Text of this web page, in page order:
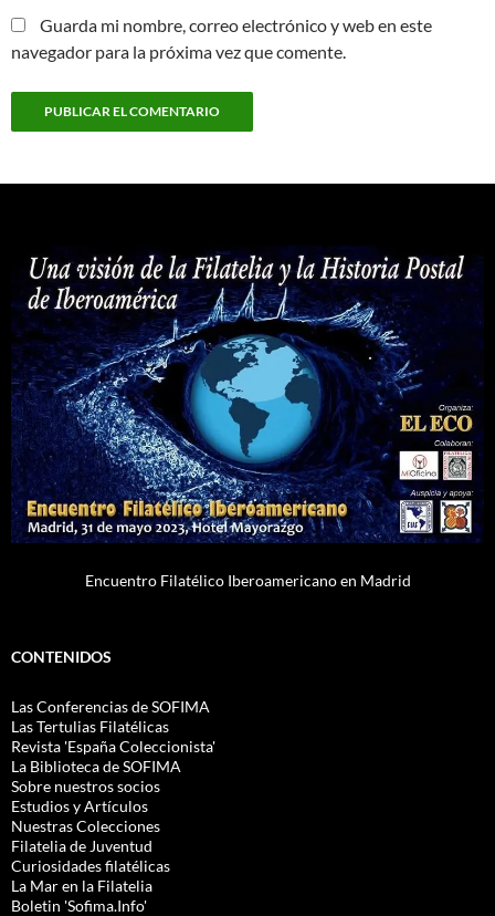
Guarda mi nombre, correo electrónico y web en este
navegador para la próxima vez que comente.
Encuentro Filatélico Iberoamericano en Madrid
CONTENIDOS
Las Conferencias de SOFIMA
Las Tertulias Filatélicas
Revista 'España Coleccionista'
La Biblioteca de SOFIMA
Sobre nuestros socios
Estudios y Artículos
Nuestras Colecciones
Filatelia de Juventud
Curiosidades filatélicas
La Mar en la Filatelia
Boletin 'Sofima.Info'